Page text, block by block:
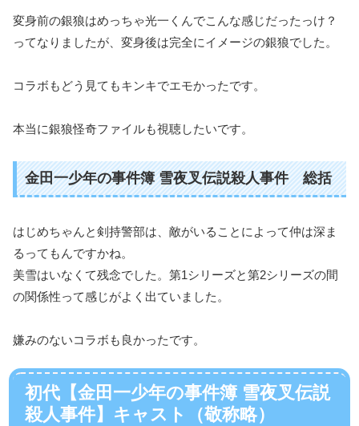
変身前の銀狼はめっちゃ光一くんでこんな感じだったっけ？
ってなりましたが、変身後は完全にイメージの銀狼でした。
コラボもどう見てもキンキでエモかったです。
本当に銀狼怪奇ファイルも視聴したいです。
金田一少年の事件簿 雪夜叉伝説殺人事件 総括
はじめちゃんと剣持警部は、敵がいることによって仲は深ま
るってもんですかね。
美雪はいなくて残念でした。第1シリーズと第2シリーズの間
の関係性って感じがよく出ていました。
嫌みのないコラボも良かったです。
初代【金田一少年の事件簿 雪夜叉伝説
殺人事件】キャスト（敬称略）